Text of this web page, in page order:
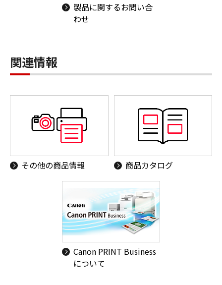
製品に関するお問い合
わせ
関連情報
その他の商品情報 商品カタログ
Canon PRINT Business
について